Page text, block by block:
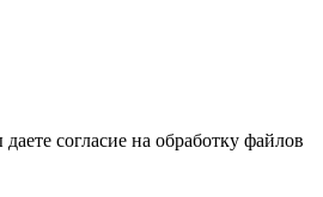
согласие на обработку файлов